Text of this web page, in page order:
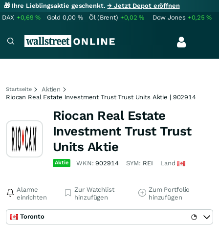
🎁 Ihre Lieblingsaktie geschenkt.→ Jetzt Depot eröffnen
DAX +0,69% Gold 0,00 % Öl (Brent) +0,02% Dow Jones +0,25%
Startseite
Aktien
Riocan Real Estate Investment Trust Trust Units Aktie | 902914
Riocan Real Estate
Investment Trust Trust
Units Aktie
Aktie WKN:902914 SYM: REI Land
Alarme
einrichten
Zur Watchlist
hinzufügen
Zum Portfolio
hinzufügen
Toronto